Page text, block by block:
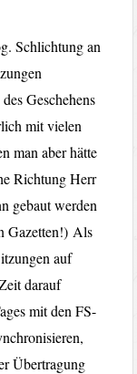
Schlichtung an
Geschehens
mit vielen
man aber hätte
Richtung Herr
gebaut werden
Gazetten!) Als
auf
darauf
mit den FS-
Übertragung